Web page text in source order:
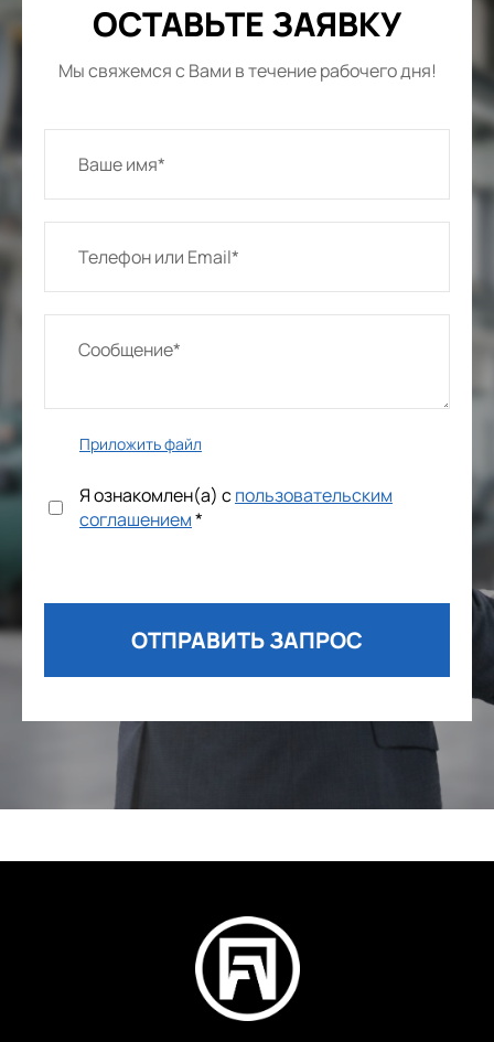
ОСТАВЬТЕ ЗАЯВКУ
Мы свяжемся с Вами в течение рабочего дня!
Приложить файл
Я ознакомлен(а) спользовательским
соглашением*
ОТПРАВИТЬ ЗАПРОС